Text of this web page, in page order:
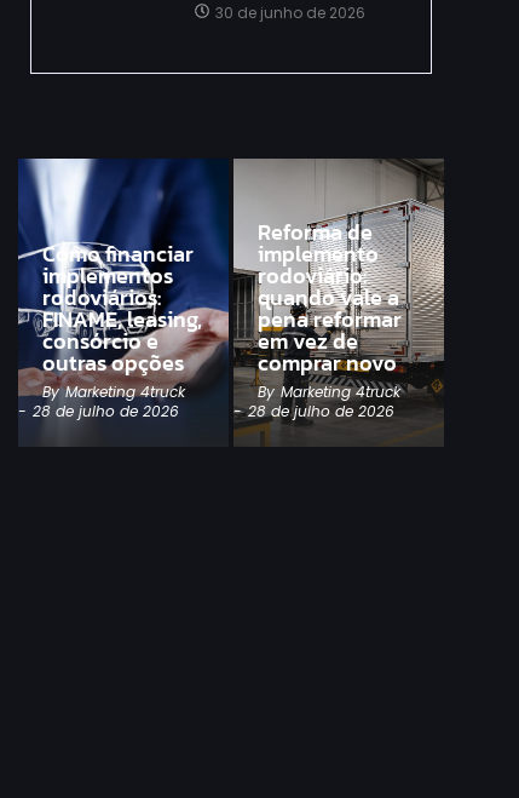
30 de junho de 2026
Como financiar
implementos
rodoviários:
FINAME, leasing,
consórcio e
outras opções
By Marketing 4truck
- 28 de julho de 2026
Reforma de
implemento
rodoviário:
quando vale a
pena reformar
em vez de
comprar novo
By Marketing 4truck
- 28 de julho de 2026